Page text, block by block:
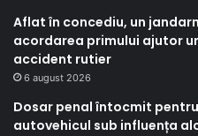
Aflat în concediu, un
acordarea primului ajutor
accident rutier
6 august 2026
Dosar penal întocmit
autovehicul sub influența